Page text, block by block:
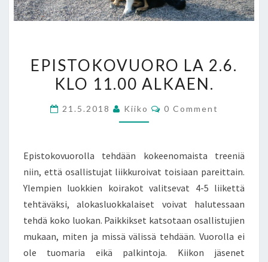
LA
2.6.
11.00
EPISTOKOVUORO LA 2.6.
KLO 11.00 ALKAEN.
21.5.2018 Kiiko Comments
0 Comment
Epistokovuorolla tehdään kokeenomaista treeniä
niin, että osallistujat liikkuroivat toisiaan pareittain.
Ylempien luokkien koirakot valitsevat 4-5 liikettä
tehtäväksi, alokasluokkalaiset voivat halutessaan
tehdä koko luokan. Paikkikset katsotaan osallistujien
mukaan, miten ja missä välissä tehdään. Vuorolla ei
ole tuomaria eikä palkintoja. Kiikon jäsenet